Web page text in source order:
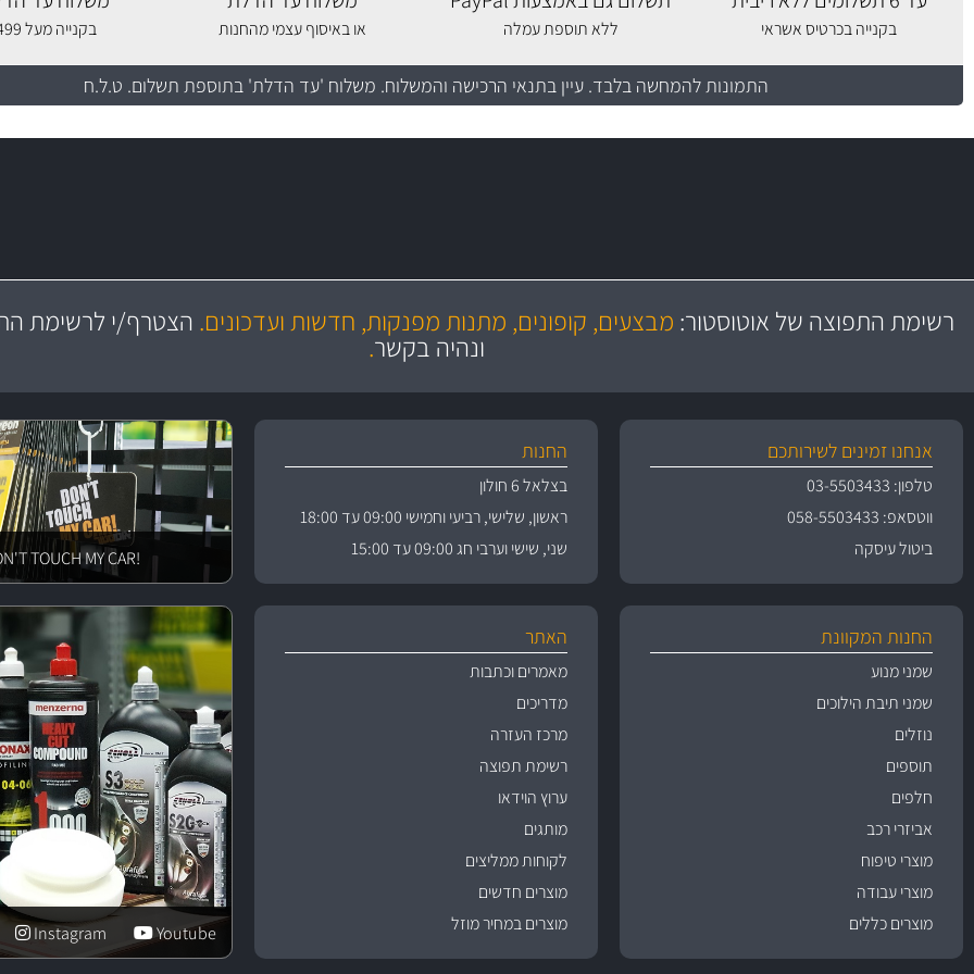
בקנייה בכרטיס אשראי ללא תוספת עמלה או באיסוף עצמי מהחנות בקנייה מעל 499 שקלים
התמונות להמחשה בלבד. עיין בתנאי הרכישה והמשלוח. משלוח 'עד הדלת' בתוספת תשלום. ט.ל.ח
משלוח מהיר
באמצעות צ'יטה
משלוחים
מקצועיות
ושירות מצויין רשימת התפוצה של אוטוסטור: מבצעים, קופונים, מתנות מפנקות, חדשות ועדכונים. הצטרף/י לרשימת
ונהיה בקשר.
אנחנו זמינים לשירותכם
טלפון: 03-5503433
ווטסאפ: 058-5503433
ביטול עיסקה
החנות
בצלאל 6 חולון
ראשון, שלישי, רביעי וחמישי 09:00 עד 18:00
שני, שישי וערבי חג 09:00 עד 15:00
!DON'T TOUCH MY CAR
החנות המקוונת
שמני מנוע
שמני תיבת הילוכים
נוזלים
תוספים
חלפים
אביזרי רכב
מוצרי טיפוח
מוצרי עבודה
מוצרים כללים
האתר
מאמרים וכתבות
מדריכים
מרכז העזרה
רשימת תפוצה
ערוץ הוידאו
מותגים
לקוחות ממליצים
מוצרים חדשים
מוצרים במחיר מוזל
Youtube
Instagram